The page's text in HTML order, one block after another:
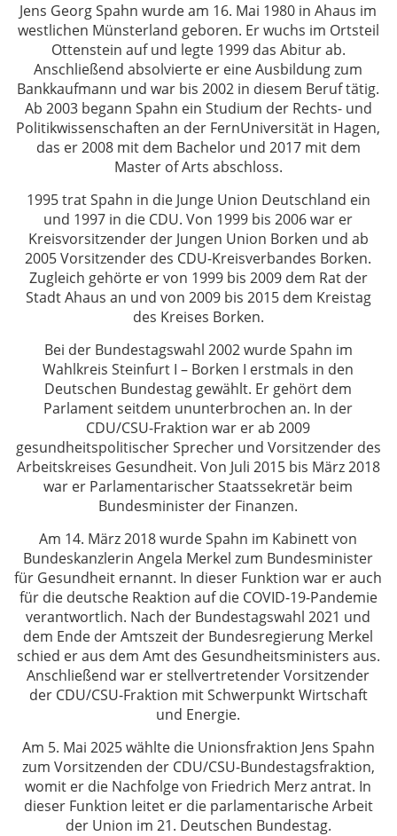
Jens Georg Spahn wurde am 16. Mai 1980 in Ahaus im
westlichen Münsterland geboren. Er wuchs im Ortsteil
Ottenstein auf und legte 1999 das Abitur ab.
Anschließend absolvierte er eine Ausbildung zum
Bankkaufmann und war bis 2002 in diesem Beruf tätig.
Ab 2003 begann Spahn ein Studium der Rechts- und
Politikwissenschaften an der FernUniversität in Hagen,
das er 2008 mit dem Bachelor und 2017 mit dem
Master of Arts abschloss.
1995 trat Spahn in die Junge Union Deutschland ein
und 1997 in die CDU. Von 1999 bis 2006 war er
Kreisvorsitzender der Jungen Union Borken und ab
2005 Vorsitzender des CDU-Kreisverbandes Borken.
Zugleich gehörte er von 1999 bis 2009 dem Rat der
Stadt Ahaus an und von 2009 bis 2015 dem Kreistag
des Kreises Borken.
Bei der Bundestagswahl 2002 wurde Spahn im
Wahlkreis Steinfurt I – Borken I erstmals in den
Deutschen Bundestag gewählt. Er gehört dem
Parlament seitdem ununterbrochen an. In der
CDU/CSU-Fraktion war er ab 2009
gesundheitspolitischer Sprecher und Vorsitzender des
Arbeitskreises Gesundheit. Von Juli 2015 bis März 2018
war er Parlamentarischer Staatssekretär beim
Bundesminister der Finanzen.
Am 14. März 2018 wurde Spahn im Kabinett von
Bundeskanzlerin Angela Merkel zum Bundesminister
für Gesundheit ernannt. In dieser Funktion war er auch
für die deutsche Reaktion auf die COVID-19-Pandemie
verantwortlich. Nach der Bundestagswahl 2021 und
dem Ende der Amtszeit der Bundesregierung Merkel
schied er aus dem Amt des Gesundheitsministers aus.
Anschließend war er stellvertretender Vorsitzender
der CDU/CSU-Fraktion mit Schwerpunkt Wirtschaft
und Energie.
Am 5. Mai 2025 wählte die Unionsfraktion Jens Spahn
zum Vorsitzenden der CDU/CSU-Bundestagsfraktion,
womit er die Nachfolge von Friedrich Merz antrat. In
dieser Funktion leitet er die parlamentarische Arbeit
der Union im 21. Deutschen Bundestag.